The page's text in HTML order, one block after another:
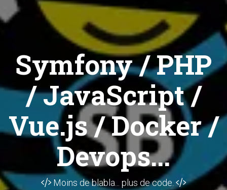
Symfony / PHP
/ JavaScript /
Vue.js / Docker /
Devops...
Moins de blabla... plus de code.